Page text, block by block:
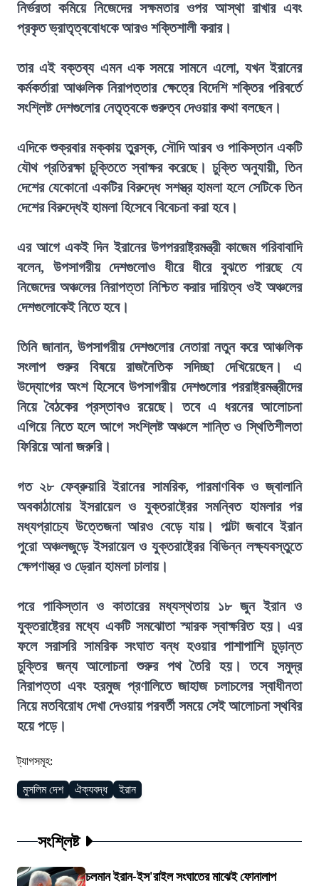
নির্ভরতা কমিয়ে নিজেদের সক্ষমতার ওপর আস্থা রাখার এবং
প্রকৃত ভ্রাতৃত্ববোধকে আরও শক্তিশালী করার।
তার এই বক্তব্য এমন এক সময়ে সামনে এলো, যখন ইরানের
কর্মকর্তারা আঞ্চলিক নিরাপত্তার ক্ষেত্রে বিদেশি শক্তির পরিবর্তে
সংশ্লিষ্ট দেশগুলোর নেতৃত্বকে গুরুত্ব দেওয়ার কথা বলছেন।
এদিকে শুক্রবার মক্কায় তুরস্ক, সৌদি আরব ও পাকিস্তান একটি
যৌথ প্রতিরক্ষা চুক্তিতে স্বাক্ষর করেছে। চুক্তি অনুযায়ী, তিন
দেশের যেকোনো একটির বিরুদ্ধে সশস্ত্র হামলা হলে সেটিকে তিন
দেশের বিরুদ্ধেই হামলা হিসেবে বিবেচনা করা হবে।
এর আগে একই দিন ইরানের উপপররাষ্ট্রমন্ত্রী কাজেম গরিবাবাদি
বলেন, উপসাগরীয় দেশগুলোও ধীরে ধীরে বুঝতে পারছে যে
নিজেদের অঞ্চলের নিরাপত্তা নিশ্চিত করার দায়িত্ব ওই অঞ্চলের
দেশগুলোকেই নিতে হবে।
তিনি জানান, উপসাগরীয় দেশগুলোর নেতারা নতুন করে আঞ্চলিক
সংলাপ শুরুর বিষয়ে রাজনৈতিক সদিচ্ছা দেখিয়েছেন। এ
উদ্যোগের অংশ হিসেবে উপসাগরীয় দেশগুলোর পররাষ্ট্রমন্ত্রীদের
নিয়ে বৈঠকের প্রস্তাবও রয়েছে। তবে এ ধরনের আলোচনা
এগিয়ে নিতে হলে আগে সংশ্লিষ্ট অঞ্চলে শান্তি ও স্থিতিশীলতা
ফিরিয়ে আনা জরুরি।
গত ২৮ ফেব্রুয়ারি ইরানের সামরিক, পারমাণবিক ও জ্বালানি
অবকাঠামোয় ইসরায়েল ও যুক্তরাষ্ট্রের সমন্বিত হামলার পর
মধ্যপ্রাচ্যে উত্তেজনা আরও বেড়ে যায়। পাল্টা জবাবে ইরান
পুরো অঞ্চলজুড়ে ইসরায়েল ও যুক্তরাষ্ট্রের বিভিন্ন লক্ষ্যবস্তুতে
ক্ষেপণাস্ত্র ও ড্রোন হামলা চালায়।
পরে পাকিস্তান ও কাতারের মধ্যস্থতায় ১৮ জুন ইরান ও
যুক্তরাষ্ট্রের মধ্যে একটি সমঝোতা স্মারক স্বাক্ষরিত হয়। এর
ফলে সরাসরি সামরিক সংঘাত বন্ধ হওয়ার পাশাপাশি চূড়ান্ত
চুক্তির জন্য আলোচনা শুরুর পথ তৈরি হয়। তবে সমুদ্র
নিরাপত্তা এবং হরমুজ প্রণালিতে জাহাজ চলাচলের স্বাধীনতা
নিয়ে মতবিরোধ দেখা দেওয়ায় পরবর্তী সময়ে সেই আলোচনা স্থবির
হয়ে পড়ে।
ট্যাগসমূহ:
মুসলিম দেশ ঐক্যবদ্ধ ইরান
সংশ্লিষ্ট
চলমান ইরান-ইস'রাইল সংঘাতের মাঝেই ফোনালাপ